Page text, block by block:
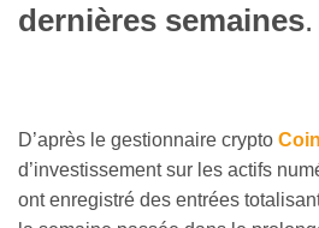
dernières semaines.
D’après le gestionnaire crypto
d’investissement sur les actifs
ont enregistré des entrées